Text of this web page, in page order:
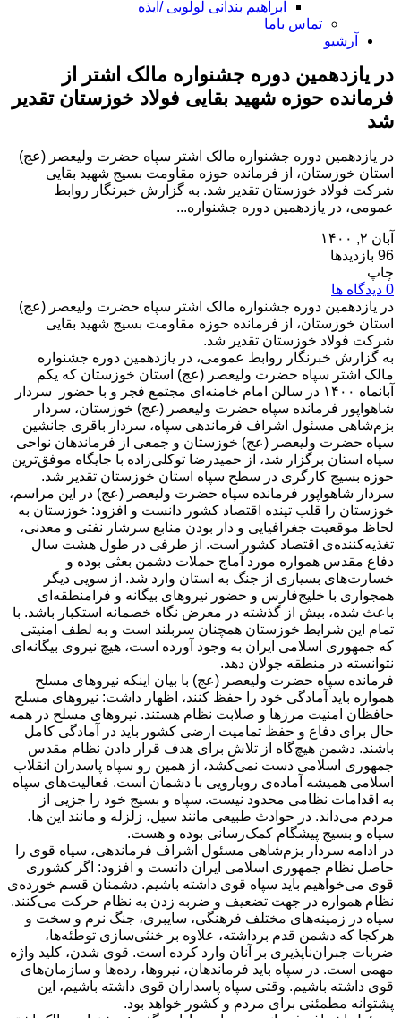
ابراهیم بندانی لولویی /ایذه
تماس باما
آرشیو
در یازدهمین دوره جشنواره مالک اشتر از
فرمانده حوزه شهید بقایی فولاد خوزستان تقدیر
شد
در یازدهمین دوره جشنواره مالک اشتر سپاه حضرت ولیعصر (عج)
استان خوزستان، از فرمانده حوزه مقاومت بسیج شهید بقایی
شرکت فولاد خوزستان تقدیر شد. به گزارش خبرنگار روابط‌
عمومی، در یازدهمین دوره جشنواره...
آبان ۲, ۱۴۰۰
96 بازدیدها
چاپ
0 دیدگاه ها
در یازدهمین دوره جشنواره مالک اشتر سپاه حضرت ولیعصر (عج)
استان خوزستان، از فرمانده حوزه مقاومت بسیج شهید بقایی
شرکت فولاد خوزستان تقدیر شد.
به گزارش خبرنگار روابط‌ عمومی، در یازدهمین دوره جشنواره
مالک اشتر سپاه حضرت ولیعصر (عج) استان خوزستان که یکم
آبانماه ۱۴۰۰ در سالن امام خامنه‌ای مجتمع فجر و با حضور سردار
شاهواپور فرمانده سپاه حضرت ولیعصر (عج) خوزستان، سردار
بزم‌شاهی مسئول اشراف فرماندهی سپاه، سردار باقری جانشین
سپاه حضرت ولیعصر (عج) خوزستان و جمعی از فرماندهان نواحی
سپاه استان برگزار شد، از حمیدرضا توکلی‌زاده با جایگاه موفق‌ترین
حوزه بسیج کارگری در سطح سپاه استان خوزستان تقدیر شد.
سردار شاهواپور فرمانده سپاه حضرت ولیعصر (عج) در این مراسم،
خوزستان را قلب تپنده اقتصاد کشور دانست و افزود: خوزستان به
لحاظ موقعیت جغرافیایی و دار بودن منابع سرشار نفتی و معدنی،
تغذیه‌کننده‌ی اقتصاد کشور است. از طرفی در طول هشت سال
دفاع مقدس همواره مورد آماج حملات دشمن بعثی بوده و
خسارت‌های بسیاری از جنگ به استان وارد شد. از سویی دیگر
همجواری با خلیج‌فارس و حضور نیروهای بیگانه و فرامنطقه‌ای
باعث شده، بیش از گذشته در معرض نگاه خصمانه استکبار باشد. با
تمام این شرایط خوزستان همچنان سربلند است و به لطف امنیتی
که جمهوری اسلامی ایران به وجود آورده است، هیچ نیروی بیگانه‌ای
نتوانسته در منطقه جولان دهد.
فرمانده سپاه حضرت ولیعصر (عج) با بیان اینکه نیروهای مسلح
همواره باید آمادگی خود را حفظ کنند، اظهار داشت: نیروهای مسلح
حافظان امنیت مرزها و صلابت نظام هستند. نیروهای مسلح در همه
حال برای دفاع و حفظ تمامیت ارضی کشور باید در آمادگی کامل
باشند. دشمن هیچ‌گاه از تلاش برای هدف قرار دادن نظام مقدس
جمهوری اسلامی دست نمی‌کشد، از همین رو سپاه پاسدران انقلاب
اسلامی همیشه آماده‌ی رویارویی با دشمان است. فعالیت‌های سپاه
به اقدامات نظامی محدود نیست. سپاه و بسیج خود را جزیی از
مردم می‌داند. در حوادث طبیعی مانند سیل، زلزله و مانند این ها،
سپاه و بسیج پیشگام کمک‌رسانی بوده و هست.
در ادامه سردار بزم‌شاهی مسئول اشراف فرماندهی، سپاه قوی را
حاصل نظام جمهوری اسلامی ایران دانست و افزود: اگر کشوری
قوی می‌خواهیم باید سپاه قوی داشته باشیم. دشمنان قسم خورده‌ی
نظام همواره در جهت تضعیف و ضربه زدن به نظام حرکت می‌کنند.
سپاه در زمینه‌های مختلف فرهنگی، سایبری، جنگ نرم و سخت و
هرکجا که دشمن قدم برداشته، علاوه بر خنثی‌سازی توطئه‌ها،
ضربات جبران‌ناپذیری بر آنان وارد کرده است. قوی شدن، کلید واژه
مهمی است. در سپاه باید فرماندهان، نیروها، رده‌ها و سازمان‌های
قوی داشته باشیم. وقتی سپاه پاسداران قوی داشته باشیم، این
پشتوانه مطمئنی برای مردم و کشور خواهد بود.